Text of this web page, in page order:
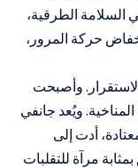
السلامة الطرقية،
حركة المرور،
وأصبحت
ويُعد جانفي
أدت إلى
مرآة للتقلبات